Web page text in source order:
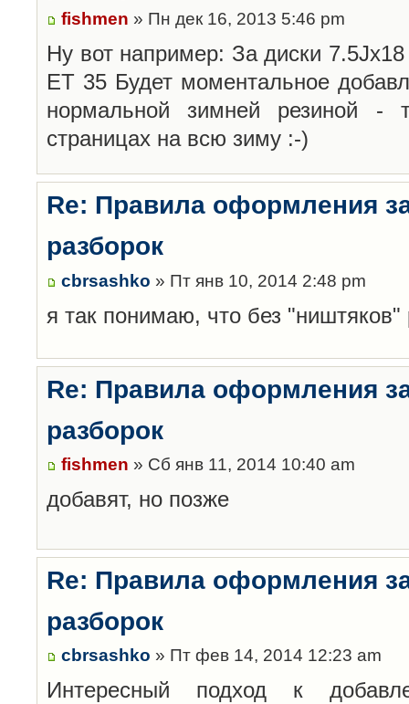
fishmen » Пн дек 16, 2013 5:46 pm
Ну вот например: За диски
ET 35 Будет моментальное
нормальной зимней резиной
страницах на всю зиму :-)
Re: Правила оформления
разборок
cbrsashko » Пт янв 10, 2014 2:48 pm
я так понимаю, что без "ништяков"
Re: Правила оформления
разборок
fishmen » Сб янв 11, 2014 10:40 am
добавят, но позже
Re: Правила оформления
разборок
cbrsashko » Пт фев 14, 2014 12:23 am
Интересный подход к